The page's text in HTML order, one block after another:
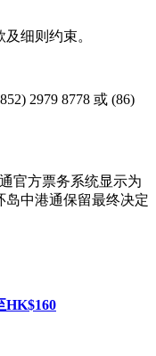
细则约束。
2979 8778 或 (86)
官方票务系统显示为
中港通保留最终决定
HK$160